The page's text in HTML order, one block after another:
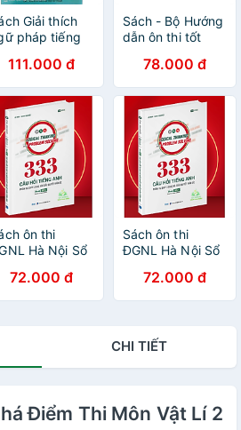
Giải thích
pháp tiếng
từ căn bản
nâng cao)
111.000 đ
Sách - Bộ Hướng
dẫn ôn thi tốt
phổ thông - Môn
Toán (Biên soạn
theo Chương
trình GDPT 2018)
78.000 đ
ôn thi
Hà Nội Sổ
duy và giải
vấn đề
72.000 đ
Sách ôn thi
ĐGNL Hà Nội Sổ
tư duy và giải
quyết vấn đề
72.000 đ
CHI TIẾT
Điểm Thi Môn Vật Lí 2